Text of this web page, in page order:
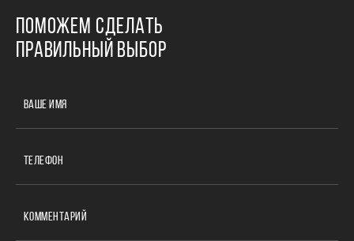
ПОМОЖЕМ СДЕЛАТЬ
ПРАВИЛЬНЫЙ ВЫБОР
ВАШЕ ИМЯ
ТЕЛЕФОН
КОММЕНТАРИЙ